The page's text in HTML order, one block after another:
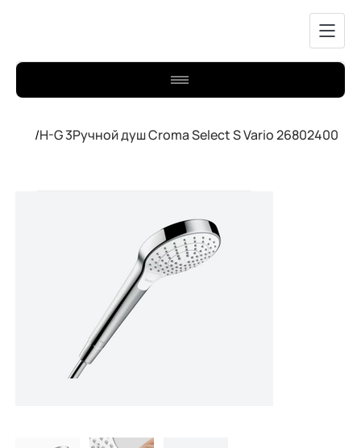
/H-G 3Ручной душ Croma Select S Vario 26802400